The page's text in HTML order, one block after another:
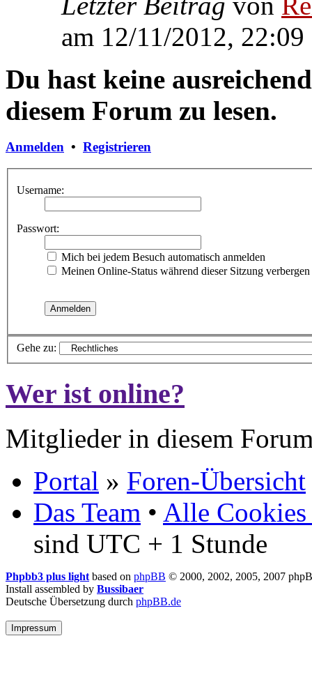
am 12/11/2012, 22:09
Du hast keine
diesem Forum zu lesen.
Anmelden • Registrieren
Username:
Passwort:
Mich bei jedem Besuch automatisch anmelden
Meinen Online-Status während dieser Sitzung verbergen
Gehe zu:
Wer ist online?
Mitglieder in diesem
Portal » Foren-Übersicht
Das Team • Alle Cookies
sind UTC + 1 Stunde
Phpbb3 plus light based on phpBB © 2000, 2002, 2005, 2007
Install assembled by Bussibaer
Deutsche Übersetzung durch phpBB.de